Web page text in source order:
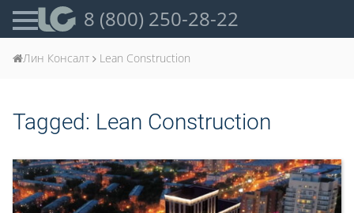
8 (800) 250-28-22
Лин Консалт Lean Construction
Tagged: Lean Construction